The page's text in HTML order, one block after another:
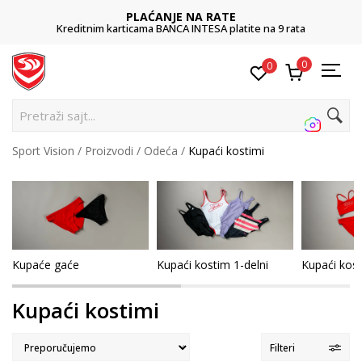
PLAĆANJE NA RATE
Kreditnim karticama BANCA INTESA platite na 9 rata
0 0
Pretra
Sport Vision Proizvodi Odeća Kupaći kostimi
Kupaće gaće Kupaći kostim 1-delni Kupaći
Kupaći kostimi
Filteri